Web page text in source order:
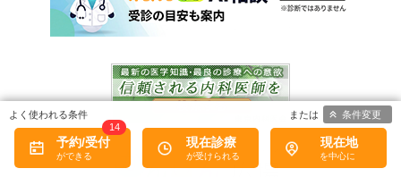
予約/受付
14
現在診療 現在地
条件変更